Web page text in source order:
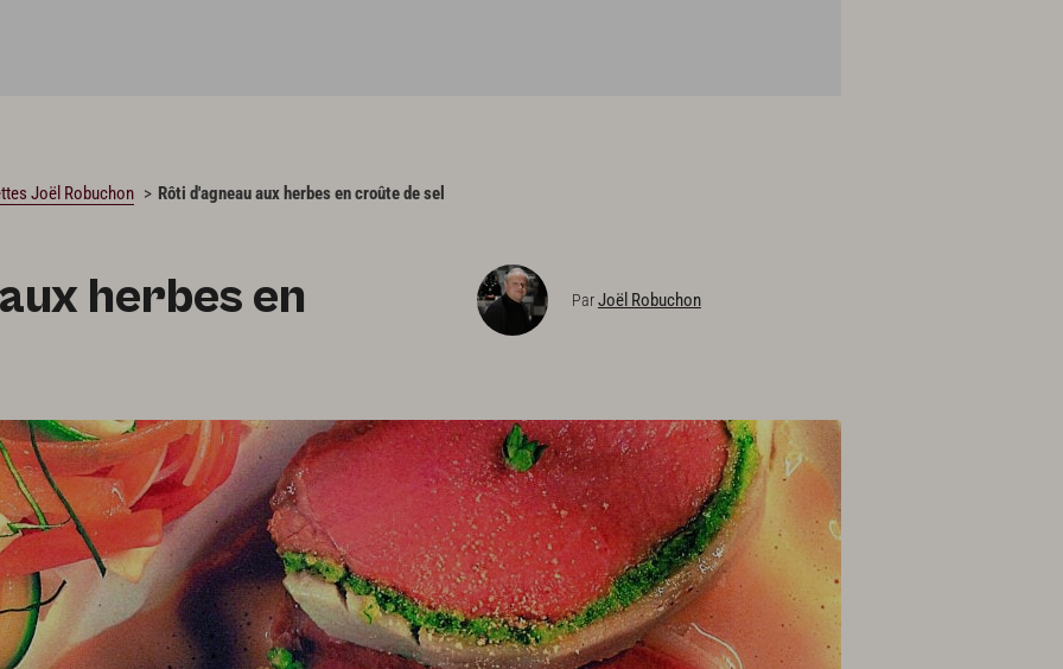
Joël Robuchon Rôti d'agneau aux herbes en croûte de sel
herbes en
ParJoël Robuchon